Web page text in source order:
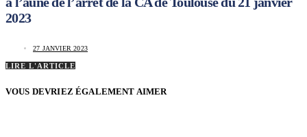
2023
27 JANVIER 2023
LIRE L'ARTICLE
VOUS DEVRIEZ ÉGALEMENT AIMER